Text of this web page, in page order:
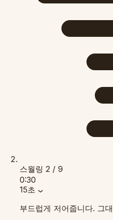
스월링 2 / 9
0:30
15초
부드럽게 저어줍니다. 그